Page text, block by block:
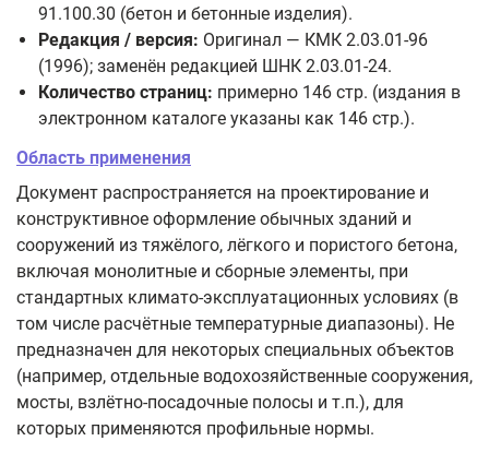
91.100.30 (бетон и бетонные изделия).
Редакция / версия: Оригинал — КМК 2.03.01-96
(1996); заменён редакцией ШНК 2.03.01-24.
Количество страниц: примерно 146 стр. (издания в
электронном каталоге указаны как 146 стр.).
Область применения
Документ распространяется на проектирование и
конструктивное оформление обычных зданий и
сооружений из тяжёлого, лёгкого и пористого бетона,
включая монолитные и сборные элементы, при
стандартных климато‑эксплуатационных условиях (в
том числе расчётные температурные диапазоны). Не
предназначен для некоторых специальных объектов
(например, отдельные водохозяйственные сооружения,
мосты, взлётно‑посадочные полосы и т.п.), для
которых применяются профильные нормы.